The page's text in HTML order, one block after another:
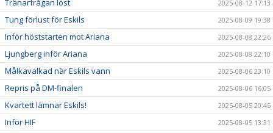
Tränarfrågan löst 2025-08-12 17:13
Tung förlust för Eskils 2025-08-09 19:38
Inför höststarten mot Ariana 2025-08-08 22:26
Ljungberg inför Ariana 2025-08-08 22:10
Målkavalkad när Eskils vann 2025-08-06 23:10
Repris på DM-finalen 2025-08-06 16:05
Kvartett lämnar Eskils! 2025-08-05 20:45
Inför HIF 2025-08-05 13:31